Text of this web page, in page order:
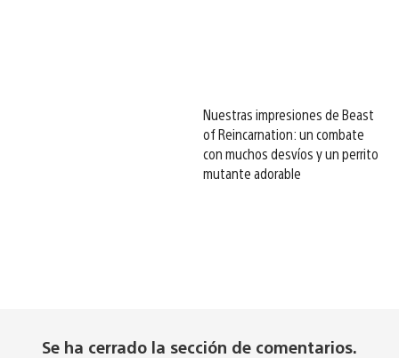
Nuestras impresiones de Beast
of Reincarnation: un combate
con muchos desvíos y un perrito
mutante adorable
Se ha cerrado la sección de comentarios.